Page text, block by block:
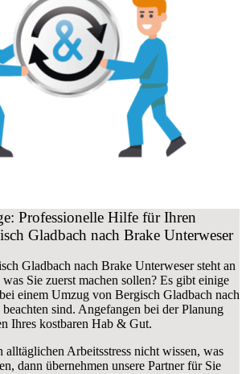
Professionelle Hilfe für Ihren
Gladbach nach Brake Unterweser
Gladbach nach Brake Unterweser steht an
Sie zuerst machen sollen? Es gibt einige
einem Umzug von Bergisch Gladbach nach
sind. Angefangen bei der Planung
Ihres kostbaren Hab & Gut.
alltäglichen Arbeitsstress nicht wissen, was
dann übernehmen unsere Partner für Sie